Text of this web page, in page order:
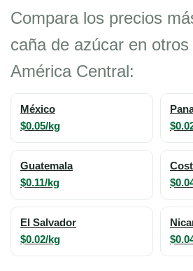
Compara los precios
caña de azúcar en
América Central:
México
$0.05/kg
Guatemala
$0.11/kg
El Salvador
$0.02/kg